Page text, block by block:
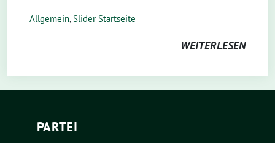
Allgemein,Slider Startseite
WEITERLESEN
PARTEI